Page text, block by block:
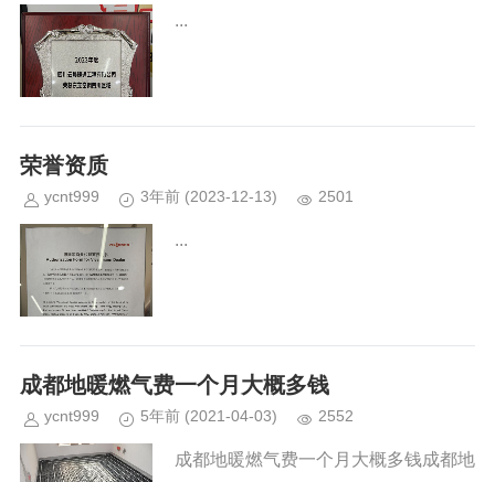
...
荣誉资质
ycnt999 3年前 (2023-12-13) 2501
...
成都地暖燃气费一个月大概多钱
ycnt999 5年前 (2021-04-03) 2552
成都地暖燃气费一个月大概多钱成都地